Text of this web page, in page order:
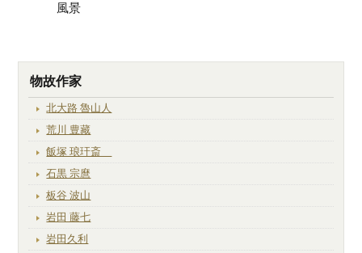
風景
物故作家
北大路 魯山人
荒川 豊藏
飯塚 琅玕斎
石黒 宗麿
板谷 波山
岩田 藤七
岩田久利